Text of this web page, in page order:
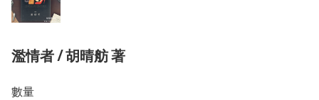
濫情者 / 胡晴舫 著
數量